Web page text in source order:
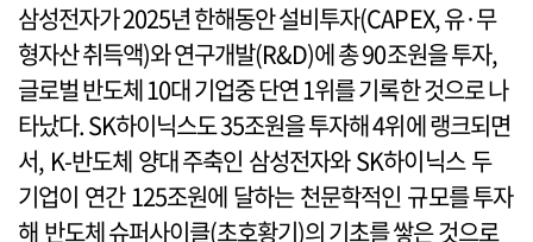
삼성전자가 2025년 한해동안 설비투자(CAPEX, 유·무
형자산 취득액)와 연구개발(R&D)에 총 90조원을 투자,
글로벌 반도체 10대 기업중 단연 1위를 기록한 것으로 나
타났다. SK하이닉스도 35조원을 투자해 4위에 랭크되면
서, K-반도체 양대 주축인 삼성전자와 SK하이닉스 두
기업이 연간 125조원에 달하는 천문학적인 규모를 투자
해 반도체 슈퍼사이클(초호황기)의 기초를 쌓은 것으로